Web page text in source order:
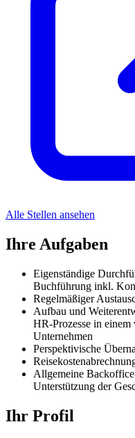
Alle Stellen ansehen
Ihre Aufgaben
Eigenständige
Buchführung inkl.
Regelmäßiger
Aufbau und
HR-Prozesse in einem
Unternehmen
Perspektivische
Allgemeine
Unterstützung der
Ihr Profil